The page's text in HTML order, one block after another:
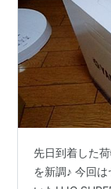
先日到着した
を新調♪ 今回